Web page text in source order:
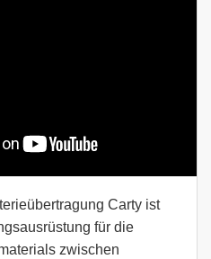
Carty ist
für die
zwischen